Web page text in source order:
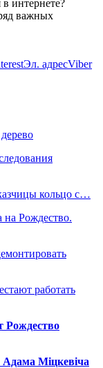
в интернете?
важных
Эл. адресViber
кольцо с…
на Рождество.
работать
Рождество
Міцкевіча